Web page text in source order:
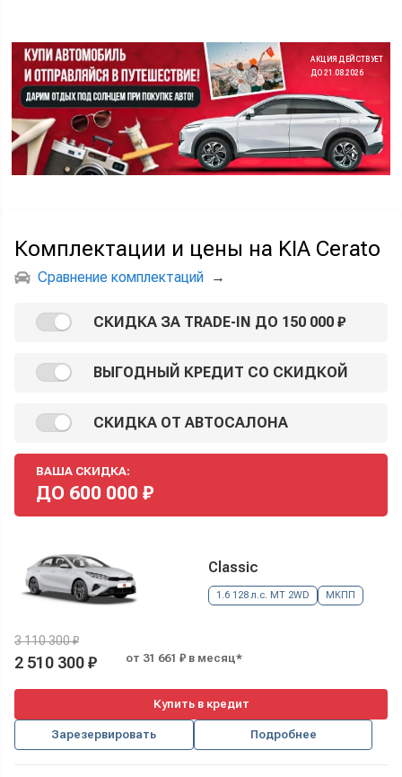
АКЦИЯ ДЕЙСТВУЕТ
ДО 21.08.2026
Комплектации и цены на KIA Cerato
Сравнение комплектаций →
СКИДКА ЗА TRADE-IN ДО 150 000 ₽
ВЫГОДНЫЙ КРЕДИТ СО СКИДКОЙ
СКИДКА ОТ АВТОСАЛОНА
ВАША СКИДКА:
ДО 600 000 ₽
Classic
1.6 128 л.с. MT 2WD МКПП
3 110 300 ₽
2 510 300 ₽ от 31 661 ₽ в месяц*
Купить в кредит
Зарезервировать Подробнее